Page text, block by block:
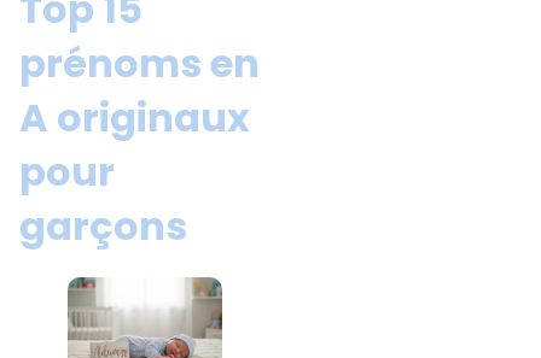
prénoms en
A originaux
pour
garçons